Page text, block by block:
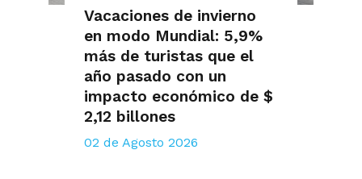
Vacaciones de invierno
en modo Mundial: 5,9%
más de turistas que el
año pasado con un
impacto económico de $
2,12 billones
02 de Agosto 2026